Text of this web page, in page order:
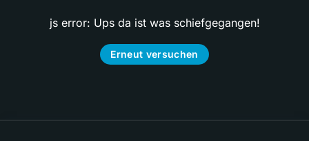
js error: Ups da ist was schiefgegangen!
Erneut versuchen